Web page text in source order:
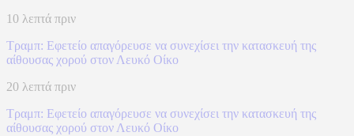
10 λεπτά πριν
Τραμπ: Εφετείο απαγόρευσε να συνεχίσει την κατασκευή της
αίθουσας χορού στον Λευκό Οίκο
20 λεπτά πριν
Τραμπ: Εφετείο απαγόρευσε να συνεχίσει την κατασκευή της
αίθουσας χορού στον Λευκό Οίκο